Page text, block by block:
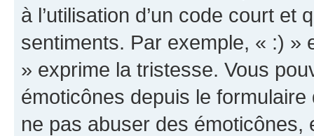
à l’utilisation d’un code court et
sentiments. Par exemple, « :) »
» exprime la tristesse. Vous
émoticônes depuis le
ne pas abuser des